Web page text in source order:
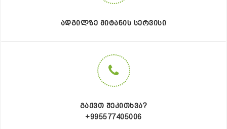
ᲐᲓᲒᲘᲚᲖᲔ ᲛᲘᲢᲐᲜᲘᲡ ᲡᲔᲠᲕᲘᲡᲘ
ᲒᲐᲥᲕᲗ ᲨᲔᲙᲘᲗᲮᲕᲐ?
+995577405006